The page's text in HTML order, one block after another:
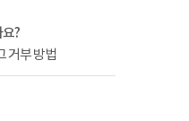
?
거부 방법